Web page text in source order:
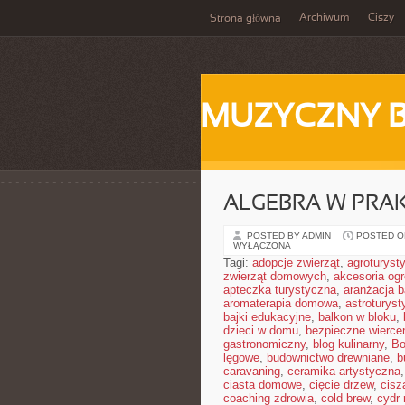
Strona główna Archiwum Ciszy
MUZYCZNY
ALGEBRA W
POSTED BY ADMIN POSTED
WYŁĄCZONA
Tagi: adopcje zwierząt,
zwierząt domowych, akcesoria
apteczka turystyczna, aranżacja
aromaterapia domowa,
bajki edukacyjne, balkon w bloku,
dzieci w domu, bezpieczne
gastronomiczny, blog kulinarny,
lęgowe, budownictwo drewniane,
caravaning, ceramika artystyczna,
ciasta domowe, cięcie drzew,
coaching zdrowia, cold brew, cydr